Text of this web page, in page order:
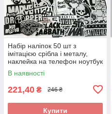
Набір наліпок 50 шт з
імітацією срібла і металу,
наклейка на телефон ноутбук
гаджети
В наявності
221,40 ₴ 246 ₴
Купити